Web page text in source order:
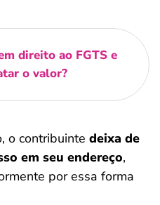
direito ao FGTS e
o valor?
o contribuinte deixa de
em seu endereço,
por essa forma